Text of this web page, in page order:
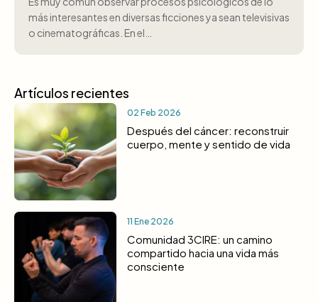
más interesantes en diversas ficciones ya sean televisivas
o cinematográficas. En el…
Artículos recientes
02 Feb 2026
Después del cáncer: reconstruir
cuerpo, mente y sentido de vida
11 Ene 2026
Comunidad 3CIRE: un camino
compartido hacia una vida más
consciente